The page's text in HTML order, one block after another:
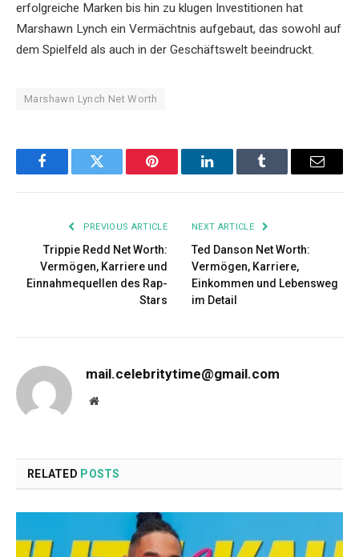
erfolgreiche Marken bis hin zu klugen Investitionen hat
Marshawn Lynch ein Vermächtnis aufgebaut, das sowohl auf
dem Spielfeld als auch in der Geschäftswelt beeindruckt.
Marshawn Lynch Net Worth
FacebookTwitter Pinterest LinkedInTumblr Email
PREVIOUS ARTICLE
Trippie Redd Net Worth:
Vermögen, Karriere und
Einnahmequellen des Rap-
Stars
NEXT ARTICLE
Ted Danson Net Worth:
Vermögen, Karriere,
Einkommen und Lebensweg
im Detail
mail.celebritytime@gmail.com
Website
RELATED POSTS